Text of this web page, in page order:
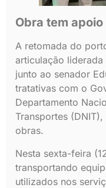
Obra tem
A retomada do
articulação
junto ao senador
tratativas com o
Departamento
Transportes
obras.
Nesta sexta-feira
transportando
utilizados nos